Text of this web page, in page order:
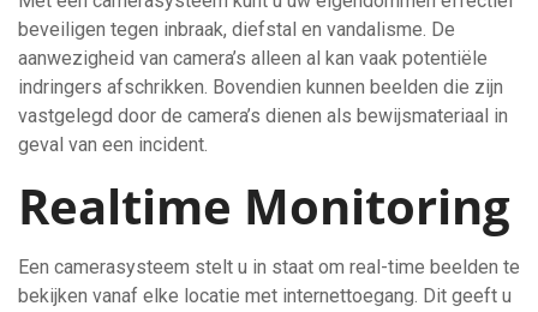
beveiligen tegen inbraak, diefstal en vandalisme. De
aanwezigheid van camera’s alleen al kan vaak potentiële
indringers afschrikken. Bovendien kunnen beelden die zijn
vastgelegd door de camera’s dienen als bewijsmateriaal in
geval van een incident.
Realtime Monitoring
Een camerasysteem stelt u in staat om real-time beelden te
bekijken vanaf elke locatie met internettoegang. Dit geeft u